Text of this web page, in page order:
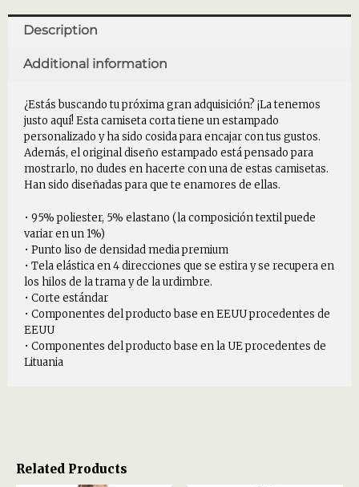
Description
Additional information
¿Estás buscando tu próxima gran adquisición? ¡La tenemos
justo aquí! Esta camiseta corta tiene un estampado
personalizado y ha sido cosida para encajar con tus gustos.
Además, el original diseño estampado está pensado para
mostrarlo, no dudes en hacerte con una de estas camisetas.
Han sido diseñadas para que te enamores de ellas.
• 95% poliester, 5% elastano (la composición textil puede
variar en un 1%)
• Punto liso de densidad media premium
• Tela elástica en 4 direcciones que se estira y se recupera en
los hilos de la trama y de la urdimbre.
• Corte estándar
• Componentes del producto base en EEUU procedentes de
EEUU
• Componentes del producto base en la UE procedentes de
Lituania
Related Products